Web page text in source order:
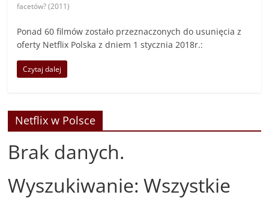
facetów? (2011)
Ponad 60 filmów zostało przeznaczonych do usunięcia z
oferty Netflix Polska z dniem 1 stycznia 2018r.:
Czytaj dalej
Netflix w Polsce
Brak danych.
Wyszukiwanie: Wszystkie